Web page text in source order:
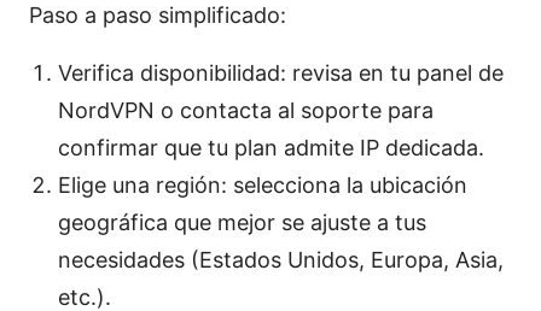
Paso a paso simplificado:
Verifica disponibilidad: revisa en tu panel de
NordVPN o contacta al soporte para
confirmar que tu plan admite IP dedicada.
Elige una región: selecciona la ubicación
geográfica que mejor se ajuste a tus
necesidades (Estados Unidos, Europa, Asia,
etc.).